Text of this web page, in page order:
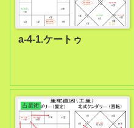
a-4-1.ケートゥ
占星術